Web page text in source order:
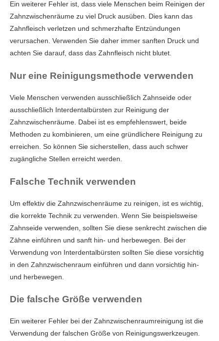
Ein weiterer Fehler ist, dass viele Menschen beim Reinigen der
Zahnzwischenräume zu viel Druck ausüben. Dies kann das
Zahnfleisch verletzen und schmerzhafte Entzündungen
verursachen. Verwenden Sie daher immer sanften Druck und
achten Sie darauf, dass das Zahnfleisch nicht blutet.
Nur eine Reinigungsmethode verwenden
Viele Menschen verwenden ausschließlich Zahnseide oder
ausschließlich Interdentalbürsten zur Reinigung der
Zahnzwischenräume. Dabei ist es empfehlenswert, beide
Methoden zu kombinieren, um eine gründlichere Reinigung zu
erreichen. So können Sie sicherstellen, dass auch schwer
zugängliche Stellen erreicht werden.
Falsche Technik verwenden
Um effektiv die Zahnzwischenräume zu reinigen, ist es wichtig,
die korrekte Technik zu verwenden. Wenn Sie beispielsweise
Zahnseide verwenden, sollten Sie diese senkrecht zwischen die
Zähne einführen und sanft hin- und herbewegen. Bei der
Verwendung von Interdentalbürsten sollten Sie diese vorsichtig
in den Zahnzwischenraum einführen und dann vorsichtig hin-
und herbewegen.
Die falsche Größe verwenden
Ein weiterer Fehler bei der Zahnzwischenraumreinigung ist die
Verwendung der falschen Größe von Reinigungswerkzeugen.